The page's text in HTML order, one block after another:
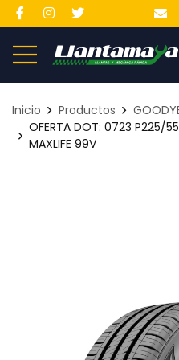
Inicio Productos
OFERTA DOT: 0723 P225/
MAXLIFE 99V